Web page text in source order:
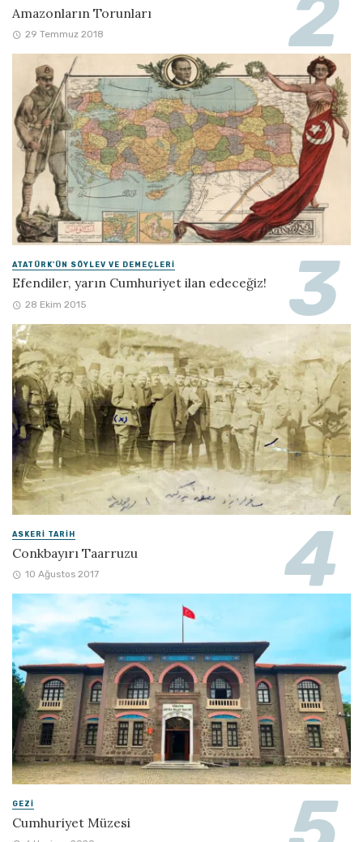
Amazonların Torunları
29 Temmuz 2018
ATATÜRK'ÜN SÖYLEV VE DEMEÇLERI
Efendiler, yarın Cumhuriyet ilan edeceğiz!
28 Ekim 2015
ASKERI TARIH
Conkbayırı Taarruzu
10 Ağustos 2017
GEZI
Cumhuriyet Müzesi